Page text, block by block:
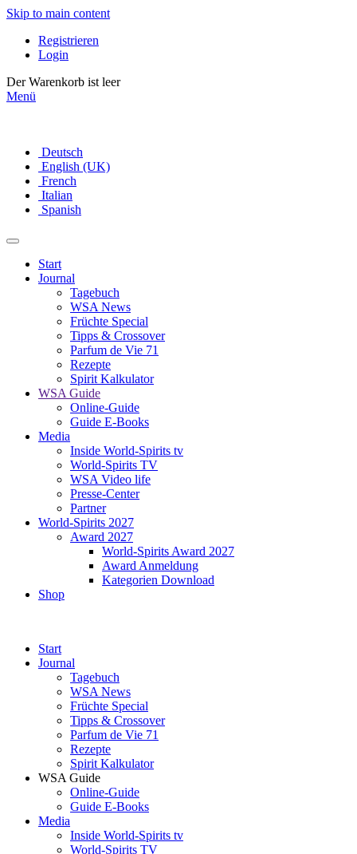
Skip to main content
Registrieren
Login
Der Warenkorb ist leer
Menü
Deutsch
English (UK)
French
Italian
Spanish
Start
Journal
Tagebuch
WSA News
Früchte Special
Tipps & Crossover
Parfum de Vie 71
Rezepte
Spirit Kalkulator
WSA Guide
Online-Guide
Guide E-Books
Media
Inside World-Spirits tv
World-Spirits TV
WSA Video life
Presse-Center
Partner
World-Spirits 2027
Award 2027
World-Spirits Award 2027
Award Anmeldung
Kategorien Download
Shop
Start
Journal
Tagebuch
WSA News
Früchte Special
Tipps & Crossover
Parfum de Vie 71
Rezepte
Spirit Kalkulator
WSA Guide
Online-Guide
Guide E-Books
Media
Inside World-Spirits tv
World-Spirits TV